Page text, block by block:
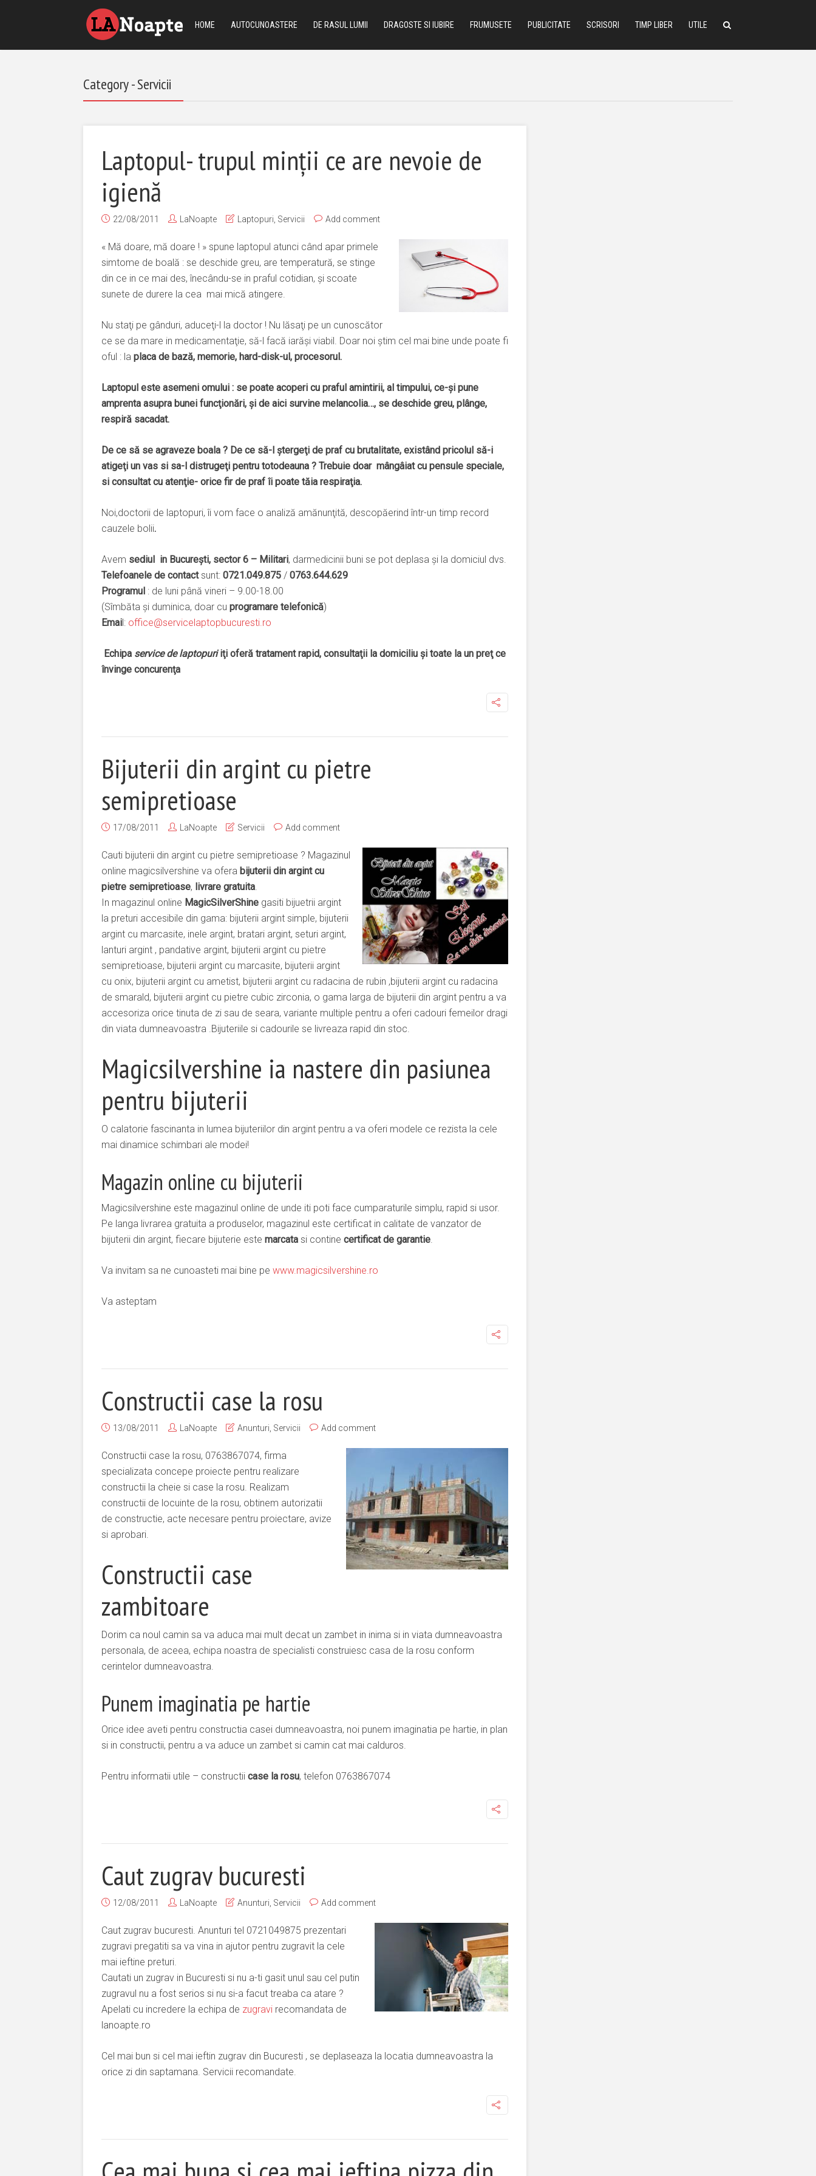
HOME AUTOCUNOASTERE DE RASUL LUMII DRAGOSTE SI IUBIRE FRUMUSETE PUBLICITATE SCRISORI TIMP LIBER UTILE
Category - Servicii
Laptopul- trupul minţii ce are nevoie de
igienă
22/08/2011 LaNoapte Laptopuri Servicii Add comment
« Mă doare, mă doare ! » spune laptopul atunci când apar primele
simtome de boală : se deschide greu, are temperatură, se stinge
din ce in ce mai des, înecându-se in praful cotidian, şi scoate
sunete de durere la cea mai mică atingere.
Nu staţi pe gânduri, aduceţi-l la doctor ! Nu lăsaţi pe un cunoscător
ce se da mare in medicamentaţie, să-l facă iarăşi viabil. Doar noi ştim cel mai bine unde poate fi
oful : la placa de bază, memorie, hard-disk-ul, procesorul.
Laptopul este asemeni omului : se poate acoperi cu praful amintirii, al timpului, ce-şi pune
amprenta asupra bunei funcţionări, şi de aici survine melancolia…, se deschide greu, plânge,
respiră sacadat.
De ce să se agraveze boala ? De ce să-l ştergeţi de praf cu brutalitate, existând pricolul să-i
atigeţi un vas si sa-l distrugeţi pentru totodeauna ? Trebuie doar mângâiat cu pensule speciale,
si consultat cu atenţie- orice fir de praf îi poate tăia respiraţia.
Noi,doctorii de laptopuri, îi vom face o analiză amănunţită, descopăerind într-un timp record
cauzele bolii.
Avem sediul in Bucureşti, sector 6 – Militari, darmedicinii buni se pot deplasa şi la domiciul dvs.
Telefoanele de contactsunt: 0721.049.875 / 0763.644.629
Programul : de luni până vineri – 9.00-18.00
(Sîmbăta şi duminica, doar cu programare telefonică)
Email: office@servicelaptopbucuresti.ro
Echipa service de laptopuriiţi oferă tratament rapid, consultaţii la domiciliu şi toate la un preţ ce
învinge concurenţa
Bijuterii din argint cu pietre
semipretioase
17/08/2011 LaNoapte Servicii Add comment
Cauti bijuterii din argint cu pietre semipretioase ? Magazinul
online magicsilvershine va ofera bijuterii din argint cu
pietre semipretioase, livrare gratuita.
In magazinul online MagicSilverShine gasiti bijuetrii argint
la preturi accesibile din gama: bijuterii argint simple, bijuterii
argint cu marcasite, inele argint, bratari argint, seturi argint,
lanturi argint , pandative argint, bijuterii argint cu pietre
semipretioase, bijuterii argint cu marcasite, bijuterii argint
cu onix, bijuterii argint cu ametist, bijuterii argint cu radacina de rubin ,bijuterii argint cu radacina
de smarald, bijuterii argint cu pietre cubic zirconia, o gama larga de bijuterii din argint pentru a va
accesoriza orice tinuta de zi sau de seara, variante multiple pentru a oferi cadouri femeilor dragi
din viata dumneavoastra .Bijuteriile si cadourile se livreaza rapid din stoc.
Magicsilvershine ia nastere din pasiunea
pentru bijuterii
O calatorie fascinanta in lumea bijuteriilor din argint pentru a va oferi modele ce rezista la cele
mai dinamice schimbari ale modei!
Magazin online cu bijuterii
Magicsilvershine este magazinul online de unde iti poti face cumparaturile simplu, rapid si usor.
Pe langa livrarea gratuita a produselor, magazinul este certificat in calitate de vanzator de
bijuterii din argint, fiecare bijuterie este marcata si contine certificat de garantie.
Va invitam sa ne cunoasteti mai bine pe www.magicsilvershine.ro
Va asteptam
Constructii case la rosu
13/08/2011 LaNoapte Anunturi Servicii Add comment
Constructii case la rosu, 0763867074, firma
specializata concepe proiecte pentru realizare
constructii la cheie si case la rosu. Realizam
constructii de locuinte de la rosu, obtinem autorizatii
de constructie, acte necesare pentru proiectare, avize
si aprobari.
Constructii case
zambitoare
Dorim ca noul camin sa va aduca mai mult decat un zambet in inima si in viata dumneavoastra
personala, de aceea, echipa noastra de specialisti construiesc casa de la rosu conform
cerintelor dumneavoastra.
Punem imaginatia pe hartie
Orice idee aveti pentru constructia casei dumneavoastra, noi punem imaginatia pe hartie, in plan
si in constructii, pentru a va aduce un zambet si camin cat mai calduros.
Pentru informatii utile – constructii case la rosu, telefon 0763867074
Caut zugrav bucuresti
12/08/2011 LaNoapte Anunturi Servicii Add comment
Caut zugrav bucuresti. Anunturi tel 0721049875 prezentari
zugravi pregatiti sa va vina in ajutor pentru zugravit la cele
mai ieftine preturi.
Cautati un zugrav in Bucuresti si nu a-ti gasit unul sau cel putin
zugravul nu a fost serios si nu si-a facut treaba ca atare ?
Apelati cu incredere la echipa de zugravi recomandata de
lanoapte.ro
Cel mai bun si cel mai ieftin zugrav din Bucuresti , se deplaseaza la locatia dumneavoastra la
orice zi din saptamana. Servicii recomandate.